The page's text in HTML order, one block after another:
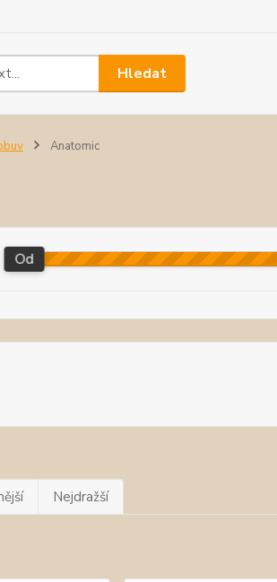
Hledat
Anatomic
Od
Nejdražší